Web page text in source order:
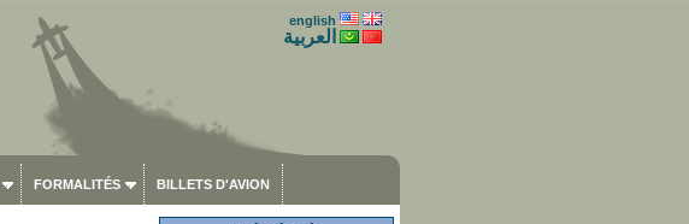
english
العربية
FORMALITÉS BILLETS D'AVION